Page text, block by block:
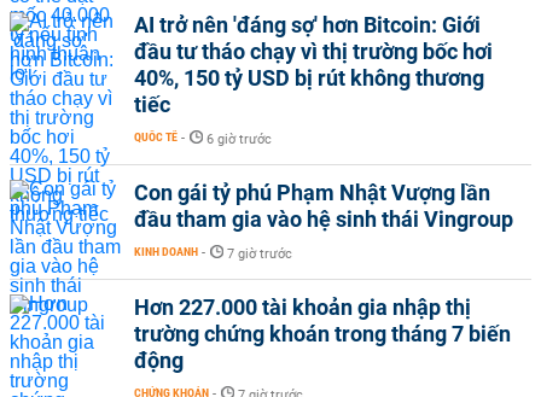
AI trở nên 'đáng sợ' hơn Bitcoin: Giới
đầu tư tháo chạy vì thị trường bốc hơi
40%, 150 tỷ USD bị rút không thương
tiếc
QUỐC TẾ - 6 giờ trước
Con gái tỷ phú Phạm Nhật Vượng lần
đầu tham gia vào hệ sinh thái Vingroup
KINH DOANH - 7 giờ trước
Hơn 227.000 tài khoản gia nhập thị
trường chứng khoán trong tháng 7 biến
động
CHỨNG KHOÁN -